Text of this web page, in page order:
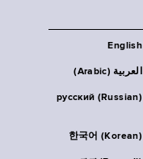
English
العربية (Arabic)
русский (Russian)
한국어 (Korean)